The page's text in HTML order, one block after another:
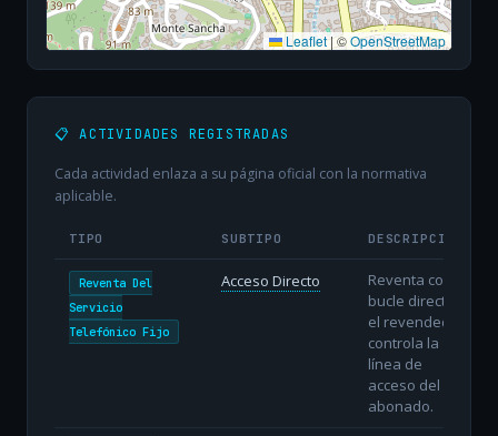
Leaflet|©OpenStreetMap
📋 ACTIVIDADES REGISTRADAS
Cada actividad enlaza a su página oficial con la normativa
aplicable.
TIPO SUBTIPO DESCRIPCIÓN
Reventa Del
Servicio
Telefónico Fijo
Acceso Directo
Reventa con
bucle directo:
el revendedor
controla la
línea de
acceso del
abonado.